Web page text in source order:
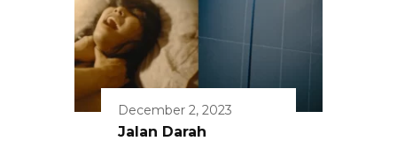
December 2, 2023
Jalan Darah